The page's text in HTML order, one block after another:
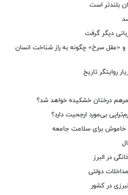
بلندتر است
دیگر گرفت
و «عقل سرخ» چگونه به راز شناخت انسان
روایتگر تاریخ
درختان خشکیده خواهد شد؟
بی‌مورد ارجحیت دارد؟
خاموش برای سلامت جامعه
در البرز
در کشور